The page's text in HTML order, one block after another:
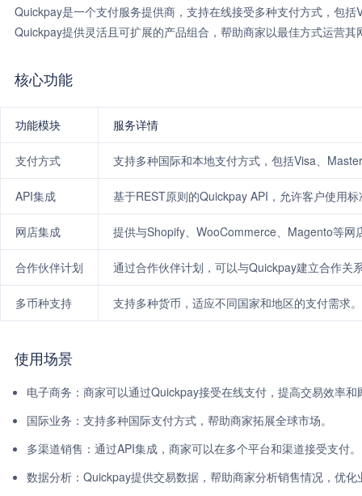
Quickpay是一个支付服务提供商，支持在线接受多种支付方式，包
Quickpay提供灵活且可扩展的产品组合，帮助商家以最佳方式运营其
核心功能
功能模块 服务详情
支付方式 支持多种国际和本地支付方式，包括Visa、
API集成 基于REST原则的Quickpay API，允许客户使用
网店集成 提供与Shopify、WooCommerce、Magento等网
合作伙伴计划 通过合作伙伴计划，可以与Quickpay建立合作关
多币种支持 支持多种货币，适应不同国家和地区的支付需求。
使用场景
电子商务：商家可以通过Quickpay接受在线支付，提高交易效率和
国际业务：支持多种国际支付方式，帮助商家拓展全球市场。
多渠道销售：通过API集成，商家可以在多个平台和渠道接受支付。
数据分析：Quickpay提供交易数据，帮助商家分析销售情况，优化